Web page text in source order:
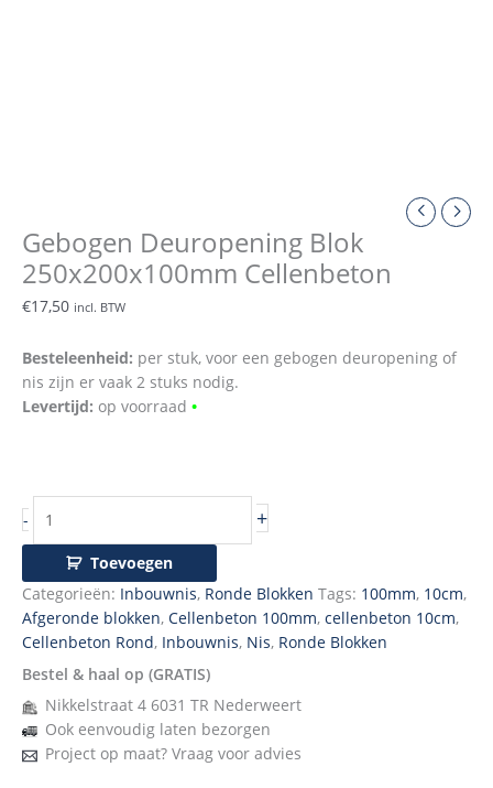
Gebogen Deuropening Blok
250x200x100mm Cellenbeton
€17,50 incl. BTW
Besteleenheid: per stuk, voor een gebogen deuropening of
nis zijn er vaak 2 stuks nodig.
Levertijd: op voorraad •
- +
Toevoegen
Categorieën: Inbouwnis, Ronde Blokken Tags: 100mm, 10cm,
Afgeronde blokken, Cellenbeton 100mm, cellenbeton 10cm,
Cellenbeton Rond, Inbouwnis, Nis, Ronde Blokken
Bestel & haal op (GRATIS)
Nikkelstraat 4 6031 TR Nederweert
Ook eenvoudig laten bezorgen
Project op maat? Vraag voor advies